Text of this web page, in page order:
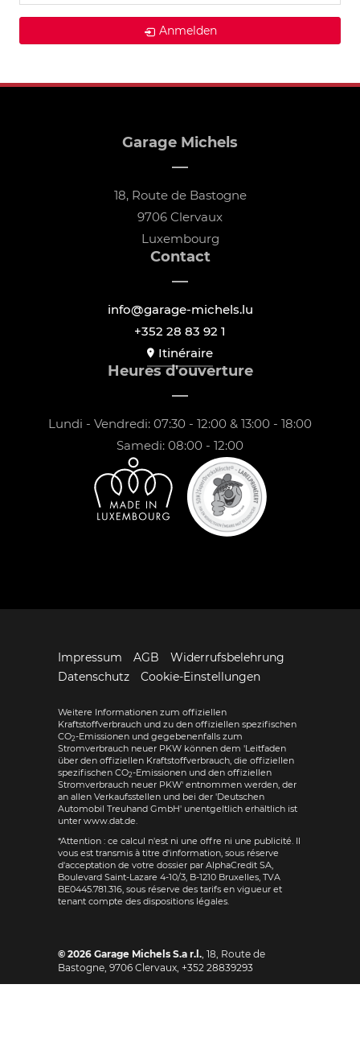
Anmelden
Garage Michels
18, Route de Bastogne
9706 Clervaux
Luxembourg
Contact
info@garage-michels.lu
+352 28 83 92 1
Itinéraire
Heures d'ouverture
Lundi - Vendredi: 07:30 - 12:00 & 13:00 - 18:00
Samedi: 08:00 - 12:00
Impressum AGB
Widerrufsbelehrung
Datenschutz
Cookie-Einstellungen
Weitere Informationen zum offiziellen
Kraftstoffverbrauch und zu den offiziellen spezifischen
CO2-Emissionen und gegebenenfalls zum
Stromverbrauch neuer PKW können dem 'Leitfaden
über den offiziellen Kraftstoffverbrauch, die offiziellen
spezifischen CO2-Emissionen und den offiziellen
Stromverbrauch neuer PKW' entnommen werden, der
an allen Verkaufsstellen und bei der 'Deutschen
Automobil Treuhand GmbH' unentgeltlich erhältlich ist
unter www.dat.de.
*Attention : ce calcul n'est ni une offre ni une publicité. Il
vous est transmis à titre d'information, sous réserve
d'acceptation de votre dossier par AlphaCredit SA,
Boulevard Saint-Lazare 4-10/3, B-1210 Bruxelles, TVA
BE0445.781.316, sous réserve des tarifs en vigueur et
tenant compte des dispositions légales.
© 2026 Garage Michels S.a r.l. 18, Route de
Bastogne 9706 Clervaux, +352 28839293